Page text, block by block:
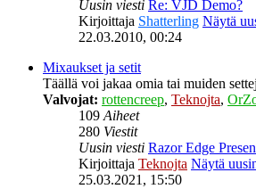
Uusin viesti Re: VJD Demo?
Kirjoittaja Shatterling Näytä
22.03.2010, 00:24
Mixaukset ja setit
Täällä voi jakaa omia tai muiden
Valvojat: rottencreep, Teknojta,
109Aiheet
280 Viestit
Uusin viesti Razor Edge
Kirjoittaja Teknojta Näytä
25.03.2021, 15:50